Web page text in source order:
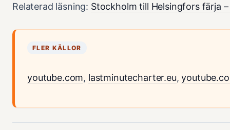
Relaterad läsning: Stockholm till Helsingfors färja
FLER KÄLLOR
youtube.com, lastminutecharter.eu,